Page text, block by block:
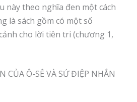
này theo nghĩa đen một cách
là sách gồm có một số
cho lời tiên tri (chương 1,
CỦA Ô-SÊ VÀ SỨ ĐIỆP NHẮN